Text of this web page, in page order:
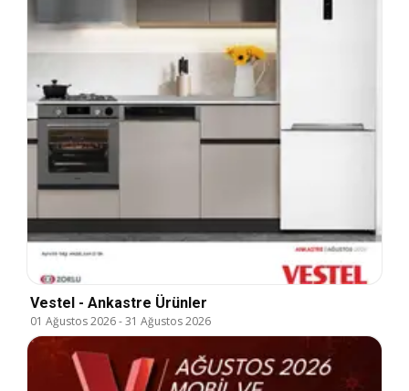
Vestel - Ankastre Ürünler
01 Ağustos 2026-31 Ağustos 2026